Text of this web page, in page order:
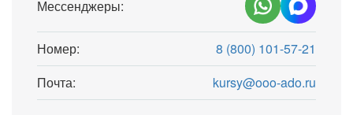
Мессенджеры:
Номер:
8 (800) 101-57-21
Почта:
kursy@ooo-ado.ru